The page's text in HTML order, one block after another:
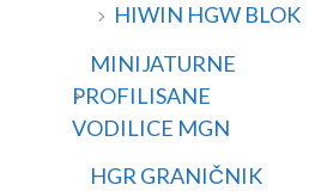
HIWIN HGW BLOK
MINIJATURNE
PROFILISANE
VODILICE MGN
HGR GRANIČNIK